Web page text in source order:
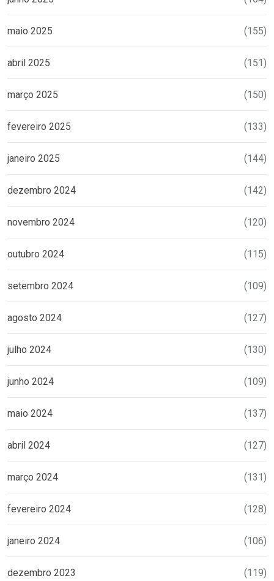
maio 2025 (155)
abril 2025 (151)
março 2025 (150)
fevereiro 2025 (133)
janeiro 2025 (144)
dezembro 2024 (142)
novembro 2024 (120)
outubro 2024 (115)
setembro 2024 (109)
agosto 2024 (127)
julho 2024 (130)
junho 2024 (109)
maio 2024 (137)
abril 2024 (127)
março 2024 (131)
fevereiro 2024 (128)
janeiro 2024 (106)
dezembro 2023 (119)